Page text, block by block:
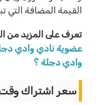
القيمة المضافة التي
تعرف على المزيد من
عضوية نادي وادي
وادي دجلة ؟
سعر اشتراك وقت